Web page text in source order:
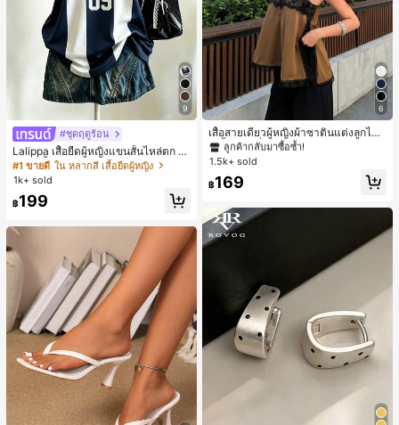
9
#ชุดฤดูร้อน
Lalippa เสื้อยืดผู้หญิงแขนสั้นไหล่ตก ค
อวีปกเสื้อ ลายพิมพ์ดิจิทัลลายทาง สไตล์
สปอร์ตแฟชั่นมินิมอล ของขวัญสำหรับเ
พื่อน
#1 ขายดี ใน หลากสี เสื้อยืดผู้หญิง
1k+ sold
฿199
6
เสื้อสายเดี่ยวผู้หญิงผ้าซาตินแต่งลูกไม้
- เสื้อสายเดี่ยวฤดูร้อนสีคากีมีรอยผ่าด้า
นข้างที่น่าดึงดูดแบบสบายๆ
#1 ขายดี
ใน สีกากี เสื้อสตรี เสื้อเบลาส์ & Tee
ลูกค้ากลับมาซื้อซ้ำ!
#1 ขายดี
ใน สีกากี เสื้อสตรี เสื้อเบลาส์ & Tee
ลูกค้ากลับมาซื้อซ้ำ!
#1 ขายดี
ใน สีกากี เสื้อสตรี เสื้อเบลาส์ & Tee
ลูกค้ากลับมาซื้อซ้ำ!
#1 ขายดี
ลูกค้ากลับมาซื้อซ้ำ!
1.5k+ sold
฿169